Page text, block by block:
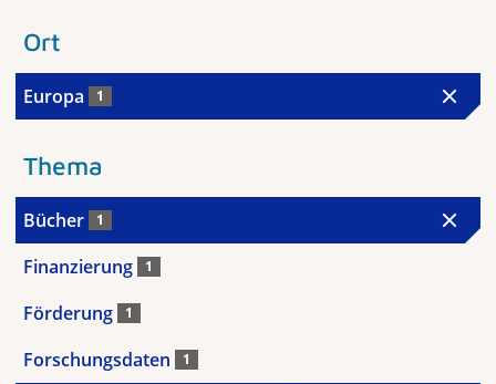
Ort
Europa 1
Thema
Bücher 1
Finanzierung 1
Förderung 1
Forschungsdaten 1